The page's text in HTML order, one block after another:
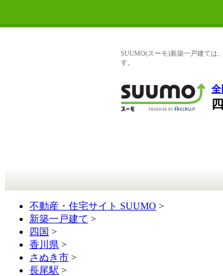
SUUMO(スーモ)新築一戸建ては
す。
全
不動産・住宅サイト SUUMO >
新築一戸建て >
四国 >
香川県 >
さぬき市 >
長尾駅 >